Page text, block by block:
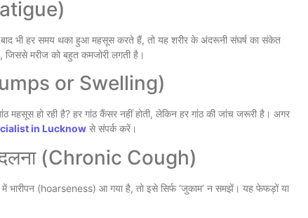
भी हर समय थका हुआ महसूस करते हैं, तो यह शरीर के अंदरूनी संघर्ष का संकेत
जिससे मरीज को बहुत कमजोरी लगती है।
or Swelling)
हो रही है? हर गांठ कैंसर नहीं होती, लेकिन हर गांठ की जांच जरूरी है। अगर
in Lucknow से संपर्क करें।
(Chronic Cough)
(hoarseness) आ गया है, तो इसे सिर्फ ‘जुकाम’ न समझें। यह फेफड़ों या